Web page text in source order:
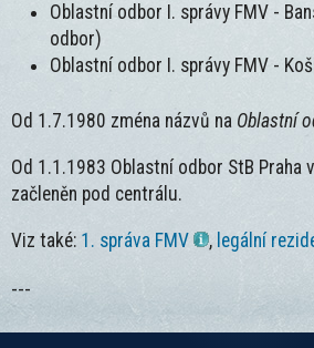
Oblastní odbor I. správy FMV -
odbor)
Oblastní odbor I. správy FMV -
Od 1.7.1980 zména názvů na Oblastní
Od 1.1.1983 Oblastní odbor StB Praha
začleněn pod centrálu.
Viz také: 1. správa FMV , legální
---